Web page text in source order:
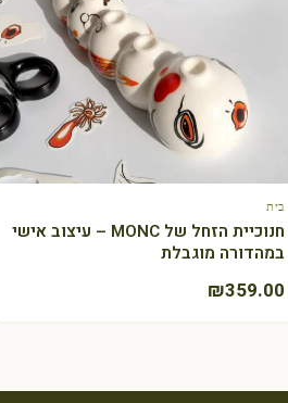
בית
חנוכיית הזחל של MONC – עיצוב אישי
במהדורה מוגבלת
₪359.00